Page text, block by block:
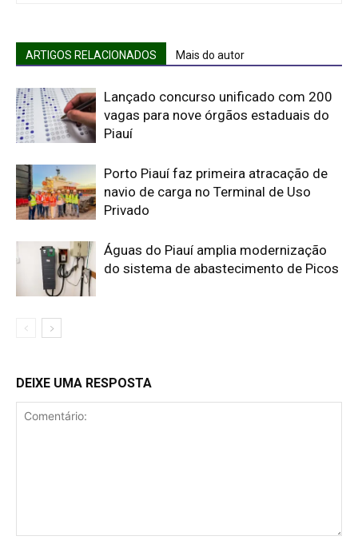
ARTIGOS RELACIONADOS Mais do autor
Lançado concurso unificado com 200
vagas para nove órgãos estaduais do
Piauí
Porto Piauí faz primeira atracação de
navio de carga no Terminal de Uso
Privado
Águas do Piauí amplia modernização
do sistema de abastecimento de Picos
DEIXE UMA RESPOSTA